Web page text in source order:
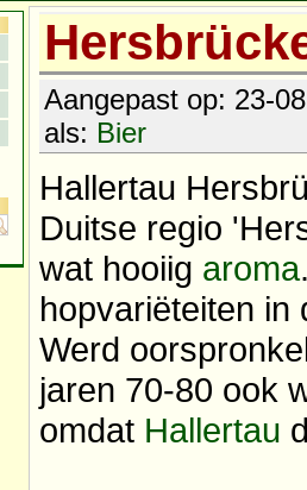
Aangepast op: 23-
als: Bier
Hallertau
Duitse regio
wat hooiig aroma
hopvariëteiten in
Werd
jaren 70-80 ook
omdat Hallertau